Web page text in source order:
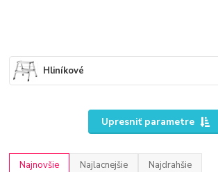
Hliníkové
Upresniť parametre
Najnovšie Najlacnejšie Najdrahšie